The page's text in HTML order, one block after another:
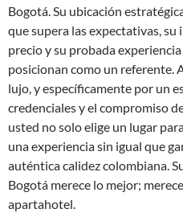
Bogotá. Su ubicación
que supera las expectativas,
precio y su probada
posicionan como un referente.
lujo, y específicamente por un
credenciales y el compromiso
usted no solo elige un lugar
una experiencia sin igual que
auténtica calidez colombiana.
Bogotá merece lo mejor;
apartahotel.